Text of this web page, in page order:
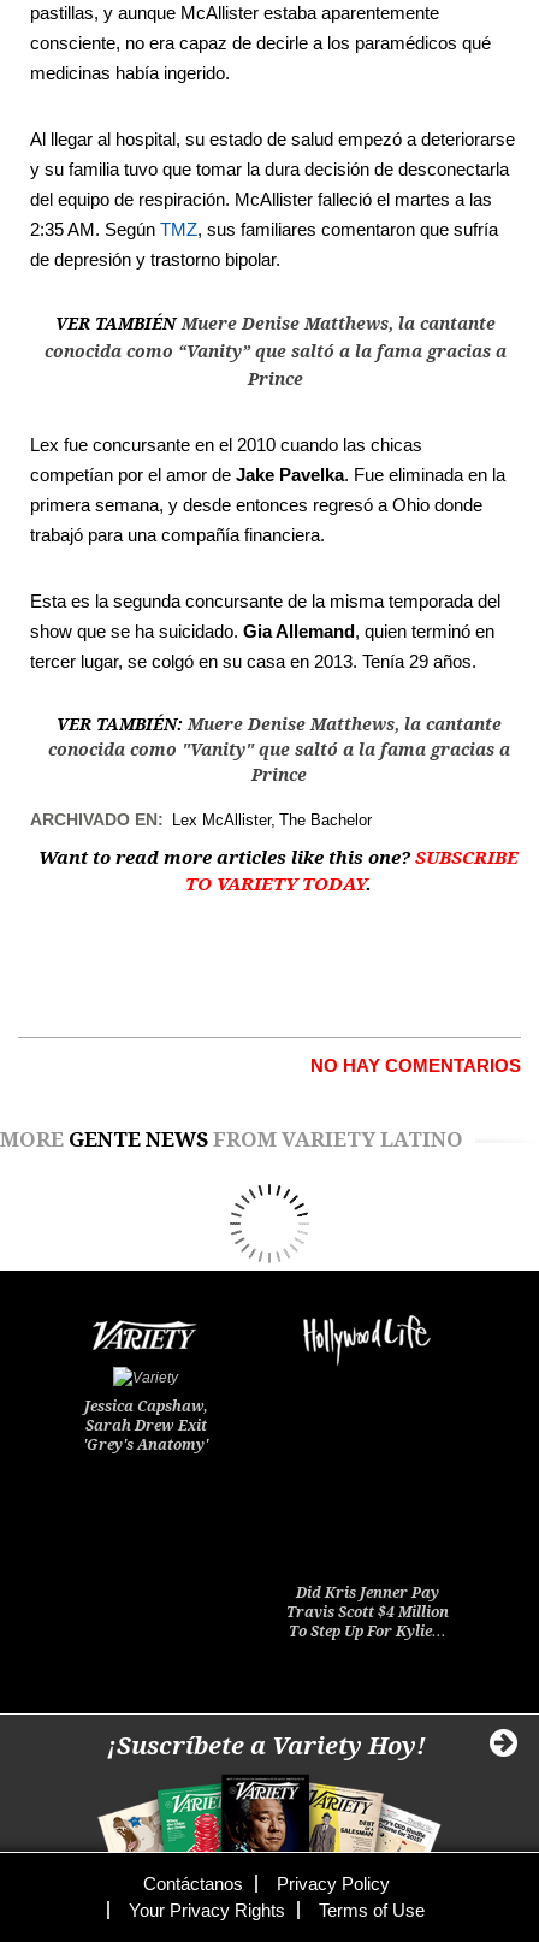
pastillas, y aunque McAllister estaba aparentemente
consciente, no era capaz de decirle a los paramédicos qué
medicinas había ingerido.
Al llegar al hospital, su estado de salud empezó a deteriorarse
y su familia tuvo que tomar la dura decisión de desconectarla
del equipo de respiración. McAllister falleció el martes a las
2:35 AM. Según TMZ, sus familiares comentaron que sufría
de depresión y trastorno bipolar.
VER TAMBIÉN Muere Denise Matthews, la cantante
conocida como “Vanity” que saltó a la fama gracias a
Prince
Lex fue concursante en el 2010 cuando las chicas
competían por el amor de Jake Pavelka. Fue eliminada en la
primera semana, y desde entonces regresó a Ohio donde
trabajó para una compañía financiera.
Esta es la segunda concursante de la misma temporada del
show que se ha suicidado. Gia Allemand, quien terminó en
tercer lugar, se colgó en su casa en 2013. Tenía 29 años.
VER TAMBIÉN: Muere Denise Matthews, la cantante
conocida como "Vanity" que saltó a la fama gracias a
Prince
ARCHIVADO EN: Lex McAllister The Bachelor
Want to read more articles like this one?SUBSCRIBE
TO VARIETY TODAY.
NO HAY COMENTARIOS
MORE GENTE NEWS FROM VARIETY LATINO
Jessica Capshaw,
Sarah Drew Exit
'Grey's Anatomy'
Did Kris Jenner Pay
Travis Scott $4 Million
To Step Up For Kylie…
¡Suscríbete a Variety Hoy!
Contáctanos
Privacy Policy
Your Privacy Rights
Terms of Use